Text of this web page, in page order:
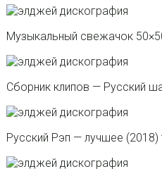
Музыкальный свежачок
Сборник клипов — Русский
Русский Рэп — лучшее (2018)